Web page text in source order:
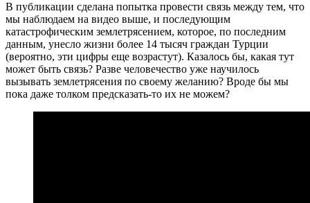
В публикации сделана попытка провести связь между тем, что
мы наблюдаем на видео выше, и последующим
катастрофическим землетрясением, которое, по последним
данным, унесло жизни более 14 тысяч граждан Турции
(вероятно, эти цифры еще возрастут). Казалось бы, какая тут
может быть связь? Разве человечество уже научилось
вызывать землетрясения по своему желанию? Вроде бы мы
пока даже толком предсказать-то их не можем?